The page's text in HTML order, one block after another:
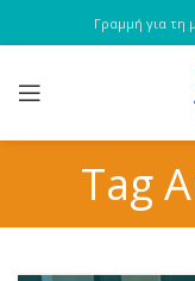
Γραμμή για τη
Tag